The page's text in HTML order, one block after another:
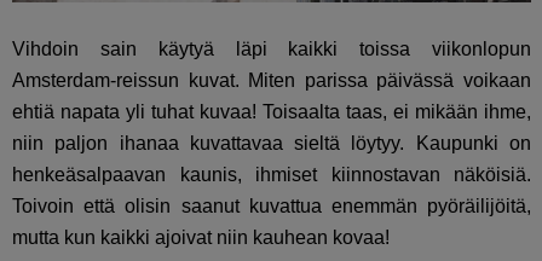
Vihdoin sain käytyä läpi kaikki toissa viikonlopun
Amsterdam-reissun kuvat. Miten parissa päivässä voikaan
ehtiä napata yli tuhat kuvaa! Toisaalta taas, ei mikään ihme,
niin paljon ihanaa kuvattavaa sieltä löytyy. Kaupunki on
henkeäsalpaavan kaunis, ihmiset kiinnostavan näköisiä.
Toivoin että olisin saanut kuvattua enemmän pyöräilijöitä,
mutta kun kaikki ajoivat niin kauhean kovaa!